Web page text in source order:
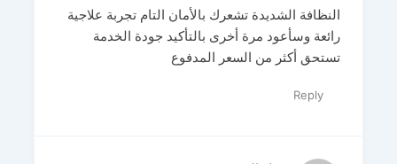
النظافة الشديدة تشعرك بالأمان التام تجربة علاجية
رائعة وسأعود مرة أخرى بالتأكيد جودة الخدمة
تستحق أكثر من السعر المدفوع
Reply